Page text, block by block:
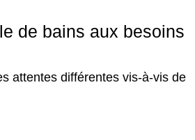
de bains aux besoins
attentes différentes vis-à-vis de